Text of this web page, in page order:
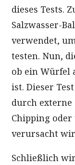
dieses Tests.
Salzwasser-
verwendet,
testen. Nun,
ob ein Würfel
ist. Dieser
durch externe
Chipping oder
verursacht
Schließlich